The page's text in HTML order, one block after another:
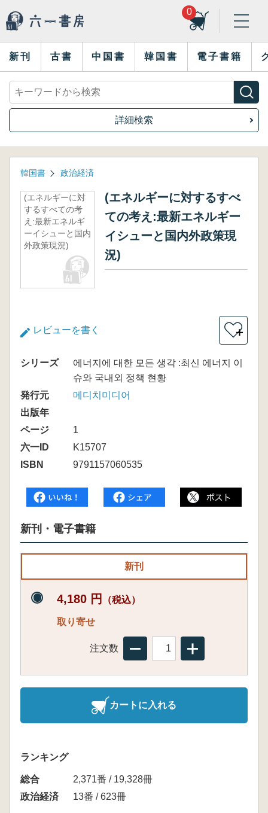
0
新刊 古書 中国書 韓国書 電子書籍
詳細検索
韓国書 政治経済
(エネルギーに対
するすべての考
え:最新エネルギ
ーイシューと国内
外政策現況)
(エネルギーに対するすべ
ての考え:最新エネルギー
イシューと国内外政策現
況)
レビューを書く ＋
シリーズ
에너지에 대한 모든 생각 :최신 에너지 이
슈와 국내외 정책 현황
発行元
메디치미디어
出版年
ページ
1
六一ID
K15707
ISBN
9791157060535
新刊・電子書籍
新刊
4,180 円 （税込）
取り寄せ
注文数
カートに入れる
ランキング
総合
2,371番 / 19,328冊
政治経済
13番 / 623冊